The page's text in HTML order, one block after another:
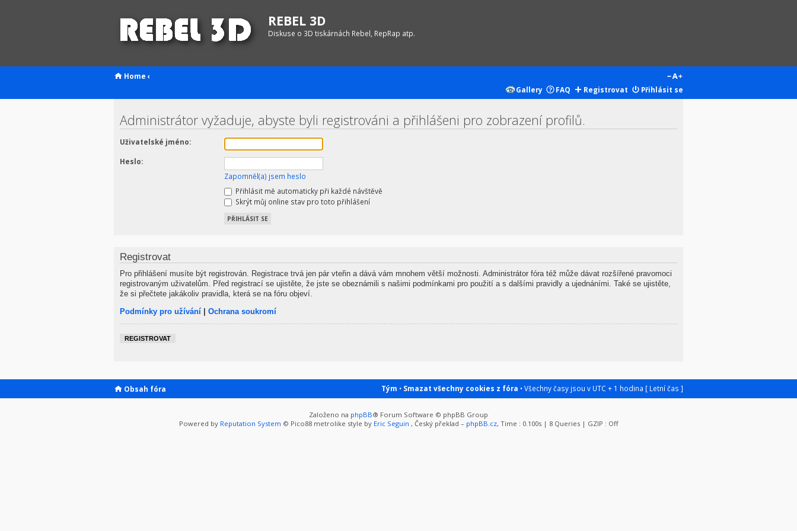
REBEL 3D
Diskuse o 3D tiskárnách Rebel, RepRap atp.
Home ‹
Gallery
FAQ Registrovat Přihlásit se
Administrátor vyžaduje, abyste byli registrováni a přihlášeni pro zobrazení profilů.
Uživatelské jméno:
Heslo:
Zapomněl(a) jsem heslo
Přihlásit mě automaticky při každé návštěvě
Skrýt můj online stav pro toto přihlášení
Registrovat
Pro přihlášení musíte být registrován. Registrace trvá jen pár vteřin a dává vám mnohem větší možnosti. Administrátor fóra též může dávat rozšířené pravomoci
registrovaným uživatelům. Před registrací se ujistěte, že jste se obeznámili s našimi podmínkami pro použití a s dalšími pravidly a ujednáními. Také se ujistěte,
že si přečtete jakákoliv pravidla, která se na fóru objeví.
Podmínky pro užívání | Ochrana soukromí
REGISTROVAT
Obsah fóra Tým • Smazat všechny cookies z fóra • Všechny časy jsou v UTC + 1 hodina [ Letní čas ]
Založeno na phpBB® Forum Software © phpBB Group
Powered by Reputation System © Pico88 metrolike style by Eric Seguin , Český překlad – phpBB.cz, Time : 0.100s | 8 Queries | GZIP : Off